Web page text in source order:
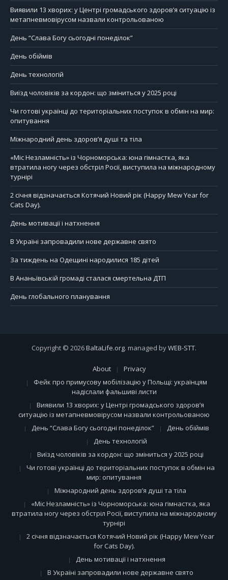
Виявили 13 хворих: у Центрі громадського здоров’я ситуацію із
метапневмовірусом назвали контрольованою
День “Слава Богу сьогодні понеділок”
День обіймів
День технологій
Виїзд чоловіків за кордон: що зміниться у 2025 році
Чи готові українці до територіальних поступок в обмін на мир:
опитування
Міжнародний день здоров’я душі та тіла
«Міс Незламність» із Чорноморська: юна гімнастка, яка
втратила ногу через обстріл Росії, виступила на міжнародному
турнірі
2 січня відзначається Котячий Новий рік (Happy Mew Year for
Cats Day).
День мотивації і натхнення
В Україні запровадили нове державне свято
За тиждень на Одещині народилися 185 дітей
В Ананьївській громаді сталася смертельна ДТП
День глобального планування
Copyright © 2026BaltaLife.org. managed byWEB-STT.
About
Privacy
Фейк про примусову мобілізацію у Польщі: українцям
надіслали фальшиві листи
Виявили 13 хворих: у Центрі громадського здоров’я
ситуацію із метапневмовірусом назвали контрольованою
День “Слава Богу сьогодні понеділок”
День обіймів
День технологій
Виїзд чоловіків за кордон: що зміниться у 2025 році
Чи готові українці до територіальних поступок в обмін на
мир: опитування
Міжнародний день здоров’я душі та тіла
«Міс Незламність» із Чорноморська: юна гімнастка, яка
втратила ногу через обстріл Росії, виступила на міжнародному
турнірі
2 січня відзначається Котячий Новий рік (Happy Mew Year
for Cats Day).
День мотивації і натхнення
В Україні запровадили нове державне свято